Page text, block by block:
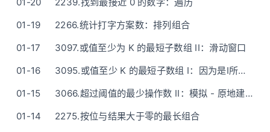
01-19
2266.统计打字方案数：排列组合
01-17
3097.或值至少为 K 的最短子数组 II：滑动窗口
01-16
3095.或值至少 K 的最短子数组 I：因为是I所以先暴力枚举（枚举+小优化）
01-15
3066.超过阈值的最少操作数 II：模拟 - 原地建堆O(1)空间 / 优先队列O(n)空间
01-14
2275.按位与结果大于零的最长组合